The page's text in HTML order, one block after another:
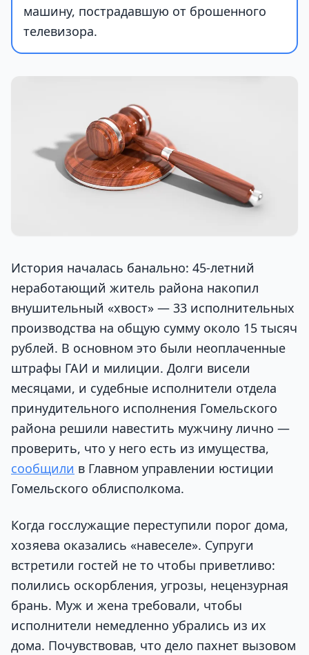
машину, пострадавшую от брошенного
телевизора.
История началась банально: 45-летний
неработающий житель района накопил
внушительный «хвост» — 33 исполнительных
производства на общую сумму около 15 тысяч
рублей. В основном это были неоплаченные
штрафы ГАИ и милиции. Долги висели
месяцами, и судебные исполнители отдела
принудительного исполнения Гомельского
района решили навестить мужчину лично —
проверить, что у него есть из имущества,
сообщили в Главном управлении юстиции
Гомельского облисполкома.
Когда госслужащие переступили порог дома,
хозяева оказались «навеселе». Супруги
встретили гостей не то чтобы приветливо:
полились оскорбления, угрозы, нецензурная
брань. Муж и жена требовали, чтобы
исполнители немедленно убрались из их
дома. Почувствовав, что дело пахнет вызовом